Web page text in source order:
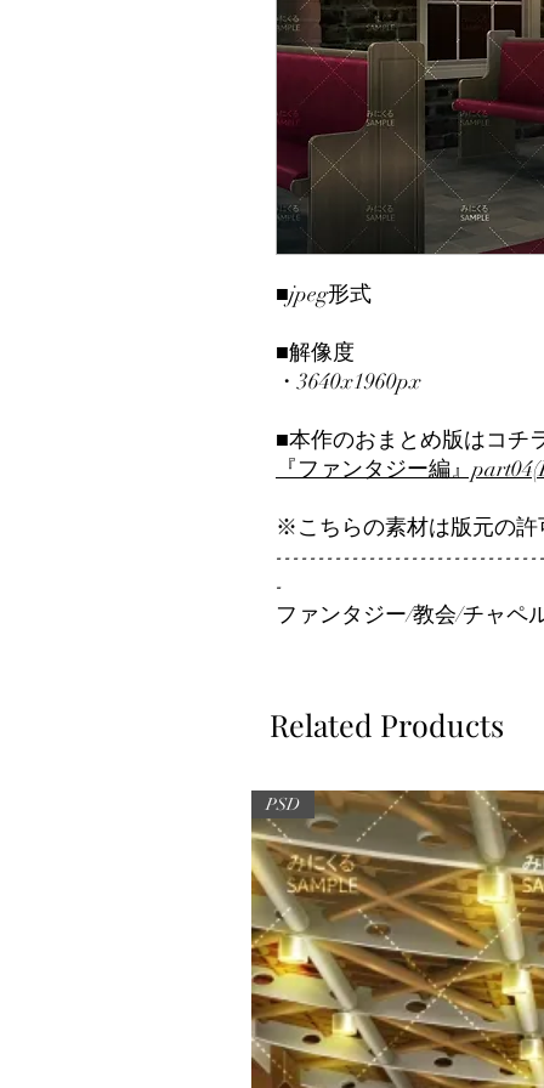
■jpeg形式
■解像度
・3640x1960px
■本作のおまとめ版はコチ
『ファンタジー編』
※こちらの素材は版元の
-
ファンタジー/教会/チャペ
Related Products
PSD